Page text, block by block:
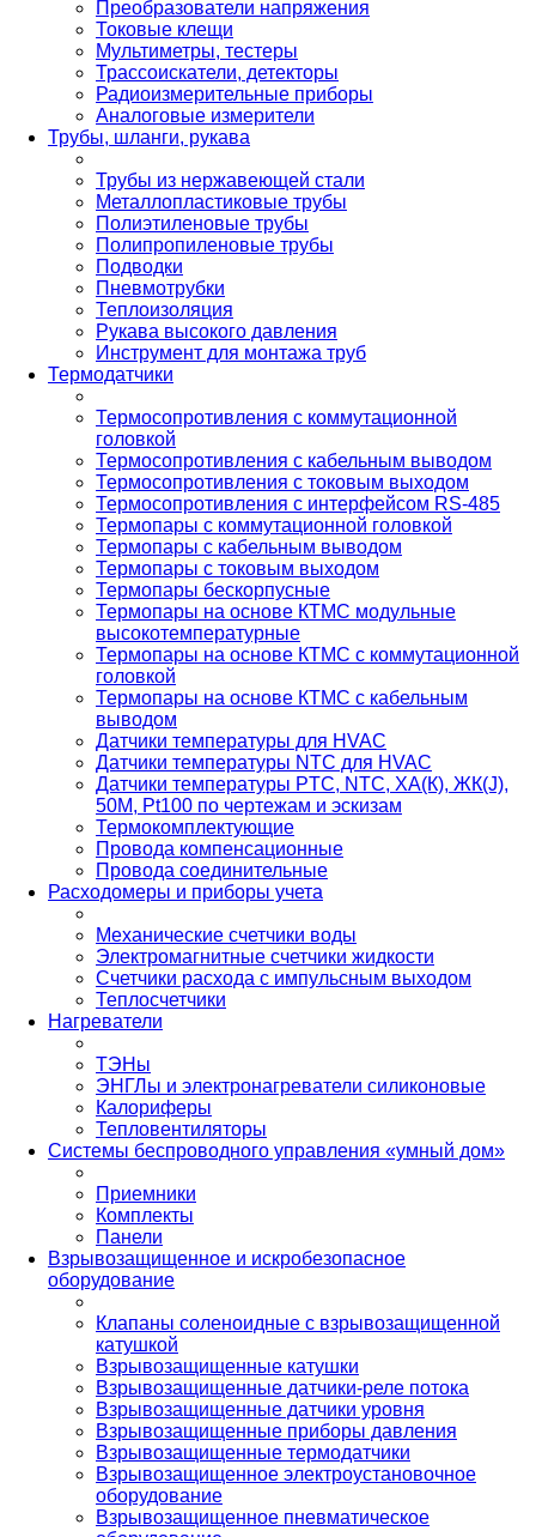
Преобразователи напряжения
Токовые клещи
Мультиметры, тестеры
Трассоискатели, детекторы
Радиоизмерительные приборы
Аналоговые измерители
Трубы, шланги, рукава
Трубы из нержавеющей стали
Металлопластиковые трубы
Полиэтиленовые трубы
Полипропиленовые трубы
Подводки
Пневмотрубки
Теплоизоляция
Рукава высокого давления
Инструмент для монтажа труб
Термодатчики
Термосопротивления с коммутационной
головкой
Термосопротивления с кабельным выводом
Термосопротивления с токовым выходом
Термосопротивления с интерфейсом RS-485
Термопары с коммутационной головкой
Термопары с кабельным выводом
Термопары с токовым выходом
Термопары бескорпусные
Термопары на основе КТМС модульные
высокотемпературные
Термопары на основе КТМС с коммутационной
головкой
Термопары на основе КТМС с кабельным
выводом
Датчики температуры для HVAC
Датчики температуры NTC для HVAC
Датчики температуры PTС, NTC, ХА(К), ЖК(J),
50М, Pt100 по чертежам и эскизам
Термокомплектующие
Провода компенсационные
Провода соединительные
Расходомеры и приборы учета
Механические счетчики воды
Электромагнитные счетчики жидкости
Счетчики расхода с импульсным выходом
Теплосчетчики
Нагреватели
ТЭНы
ЭНГЛы и электронагреватели силиконовые
Калориферы
Тепловентиляторы
Системы беспроводного управления «умный дом»
Приемники
Комплекты
Панели
Взрывозащищенное и искробезопасное
оборудование
Клапаны соленоидные с взрывозащищенной
катушкой
Взрывозащищенные катушки
Взрывозащищенные датчики-реле потока
Взрывозащищенные датчики уровня
Взрывозащищенные приборы давления
Взрывозащищенные термодатчики
Взрывозащищенное электроустановочное
оборудование
Взрывозащищенное пневматическое